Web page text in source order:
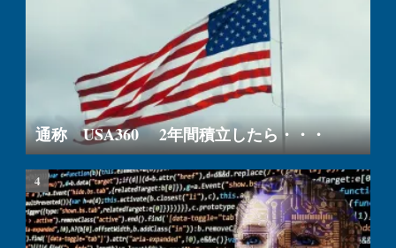
通称 USA360 2年間積立したら・・・